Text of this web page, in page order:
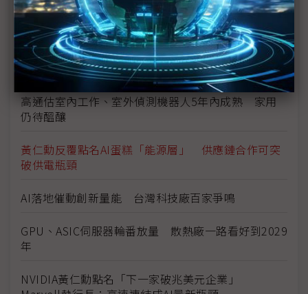
BMW變色車克服法規挑戰邁量產 元太估：2年後更
多變色車路上奔馳
佳世達絕不缺席AI大世代 陳其宏：2026年開始起飛
高通估室內工作、室外偵測機器人5年內成熟 家用
仍待醞釀
黃仁勳反覆點名AI蛋糕「能源層」 供應鏈合作可突
破供電瓶頸
AI落地催動創新量能 台灣科技廠百家爭鳴
GPU、ASIC伺服器輪番放量 散熱廠一路看好到2029
年
NVIDIA黃仁勳點名「下一家破兆美元企業」